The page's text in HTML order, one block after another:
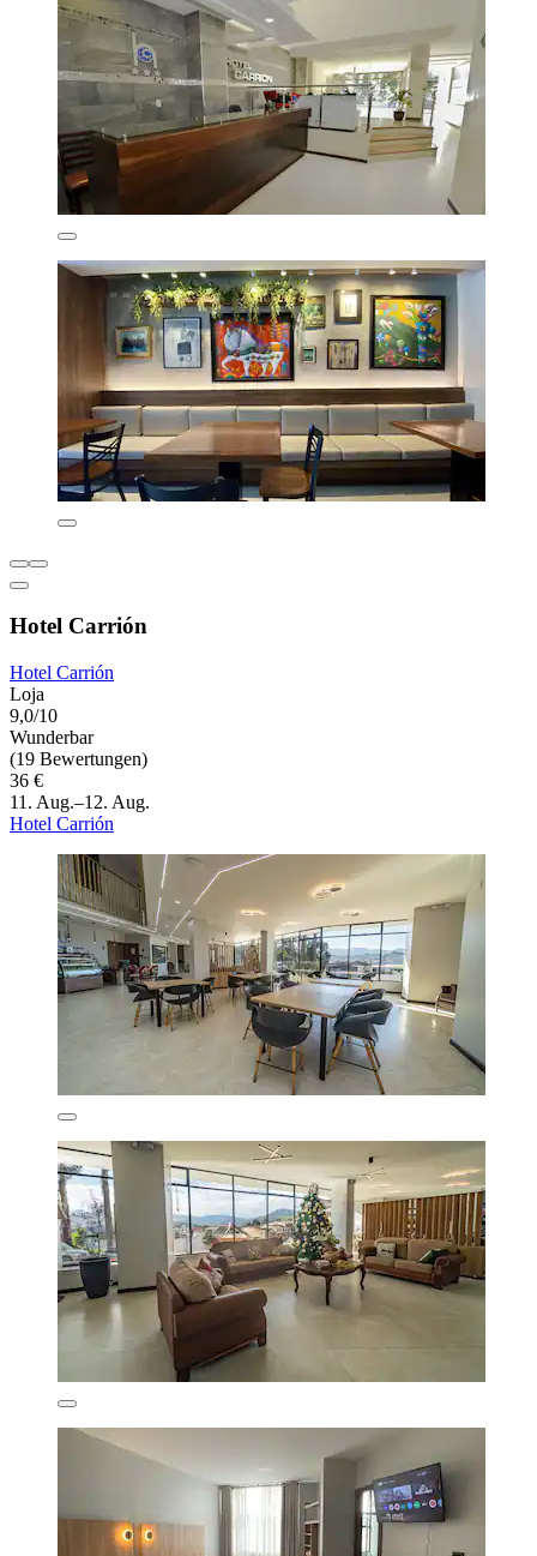
Hotel Carrión
Hotel Carrión
Loja
9,0/10
Wunderbar
(19 Bewertungen)
36 €
11. Aug.–12. Aug.
Hotel Carrión